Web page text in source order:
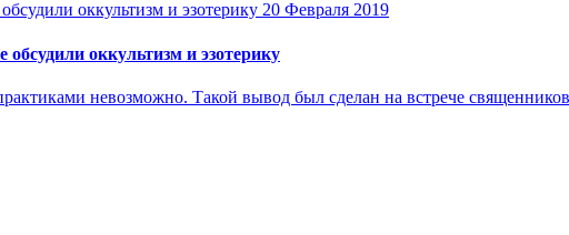
20 Февраля 2019
оккультизм и эзотерику
невозможно. Такой вывод был сделан на встрече